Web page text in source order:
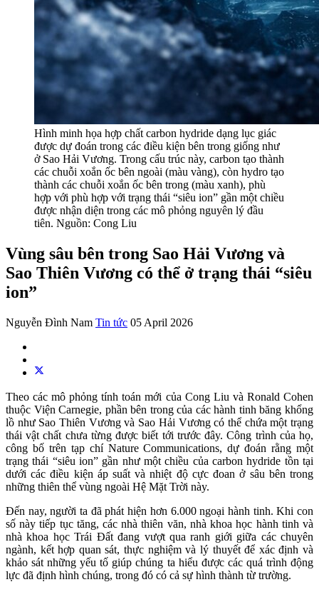
Hình minh họa hợp chất carbon hydride dạng lục giác
được dự đoán trong các điều kiện bên trong giống như
ở Sao Hải Vương. Trong cấu trúc này, carbon tạo thành
các chuỗi xoắn ốc bên ngoài (màu vàng), còn hydro tạo
thành các chuỗi xoắn ốc bên trong (màu xanh), phù
hợp với phù hợp với trạng thái “siêu ion” gần một chiều
được nhận diện trong các mô phỏng nguyên lý đầu
tiên. Nguồn: Cong Liu
Vùng sâu bên trong Sao Hải Vương và
Sao Thiên Vương có thể ở trạng thái “siêu
ion”
Nguyễn Đình Nam Tin tức 05 April 2026
Theo các mô phỏng tính toán mới của Cong Liu và Ronald Cohen
thuộc Viện Carnegie, phần bên trong của các hành tinh băng khổng
lồ như Sao Thiên Vương và Sao Hải Vương có thể chứa một trạng
thái vật chất chưa từng được biết tới trước đây. Công trình của họ,
công bố trên tạp chí Nature Communications, dự đoán rằng một
trạng thái “siêu ion” gần như một chiều của carbon hydride tồn tại
dưới các điều kiện áp suất và nhiệt độ cực đoan ở sâu bên trong
những thiên thể vùng ngoài Hệ Mặt Trời này.
Đến nay, người ta đã phát hiện hơn 6.000 ngoại hành tinh. Khi con
số này tiếp tục tăng, các nhà thiên văn, nhà khoa học hành tinh và
nhà khoa học Trái Đất đang vượt qua ranh giới giữa các chuyên
ngành, kết hợp quan sát, thực nghiệm và lý thuyết để xác định và
khảo sát những yếu tố giúp chúng ta hiểu được các quá trình động
lực đã định hình chúng, trong đó có cả sự hình thành từ trường.